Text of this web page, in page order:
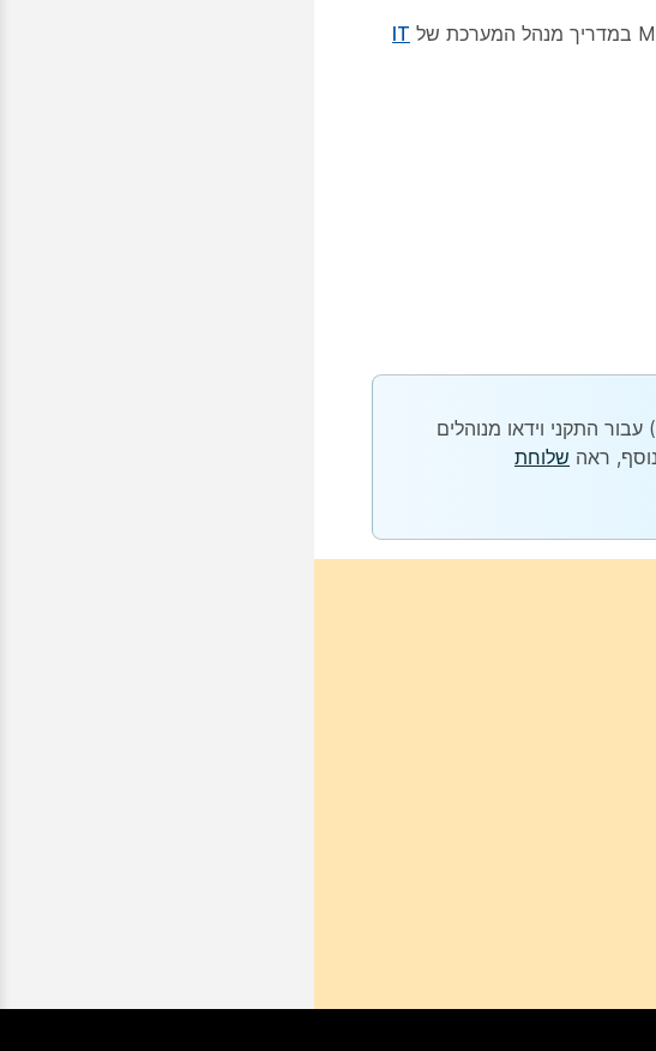
במדריך מנהל המערכת של IT
אם אתה לקוח TMS-XE שמשתמש בכלי פרודוקטיביות כדי לתזמן ולקבל לחצן אחד ללחיצה (OBTP) עבור התקני וידאו מנוהלים
שלוחת